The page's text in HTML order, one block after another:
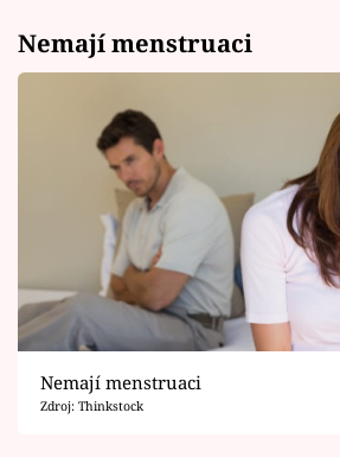
Nemají menstruaci
Nemají menstruaci
Zdroj: Thinkstock